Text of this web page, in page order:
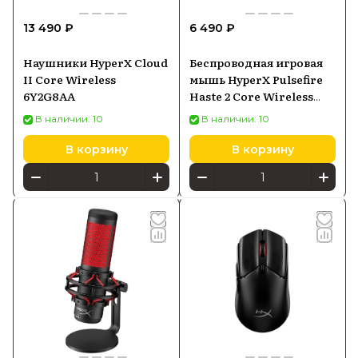
гарантией и доставкой по России по
13 490 ₽
Наушники HyperX Cloud
II Core Wireless
6Y2G8AA
В наличии: 10
В корзину
6 490 ₽
Беспроводная игровая
мышь HyperX Pulsefire
Haste 2 Core Wireless
White (8R2E7AA)
В наличии: 10
В корзину